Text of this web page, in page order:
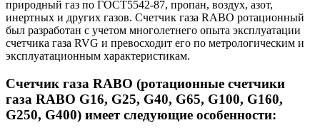
природный газ по ГОСТ5542-87, пропан, воздух, азот,
инертных и других газов. Cчетчик газа RABO ротационный
был разработан с учетом многолетнего опыта эксплуатации
счетчика газа RVG и превосходит его по метрологическим и
эксплуатационным характеристикам.
Счетчик газа RABO (ротационные счетчики
газа RABO G16, G25, G40, G65, G100, G160,
G250, G400) имеет следующие особенности: